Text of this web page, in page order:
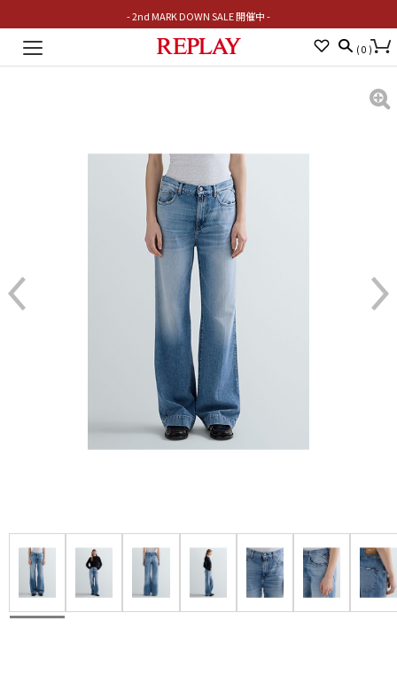
- 2nd MARK DOWN SALE 開催中 -
Toggle
( 0 )